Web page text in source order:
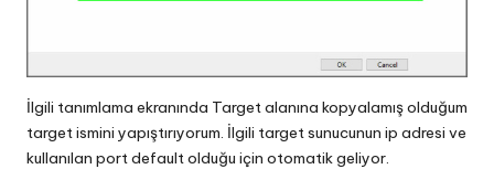
İlgili tanımlama ekranında Target alanına kopyalamış olduğum
target ismini yapıştırıyorum. İlgili target sunucunun ip adresi ve
kullanılan port default olduğu için otomatik geliyor.